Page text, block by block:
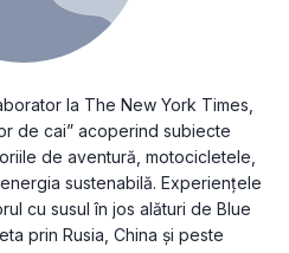
la The New York Times,
de cai” acoperind subiecte
de aventură, motocicletele,
sustenabilă. Experiențele
cu susul în jos alături de Blue
prin Rusia, China și peste